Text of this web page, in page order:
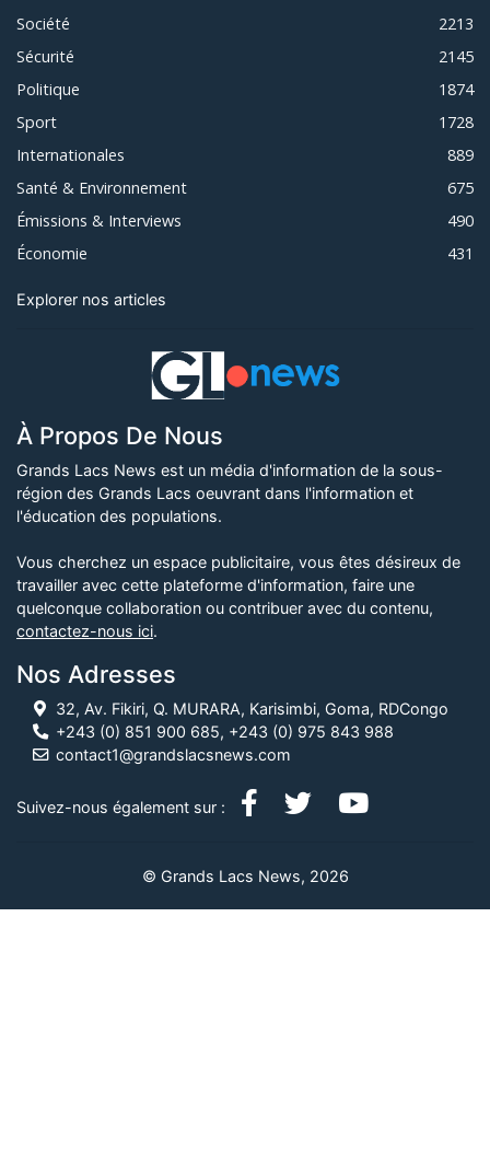
Société
2213
Sécurité
2145
Politique
1874
Sport
1728
Internationales
889
Santé & Environnement
675
Émissions & Interviews
490
Économie
431
Explorer nos articles
À Propos De Nous
Grands Lacs News est un média d'information de la sous-
région des Grands Lacs oeuvrant dans l'information et
l'éducation des populations.
Vous cherchez un espace publicitaire, vous êtes désireux de
travailler avec cette plateforme d'information, faire une
quelconque collaboration ou contribuer avec du contenu,
contactez-nous ici.
Nos Adresses
32, Av. Fikiri, Q. MURARA, Karisimbi, Goma, RDCongo
+243 (0) 851 900 685, +243 (0) 975 843 988
contact1@grandslacsnews.com
Suivez-nous également sur :
© Grands Lacs News, 2026